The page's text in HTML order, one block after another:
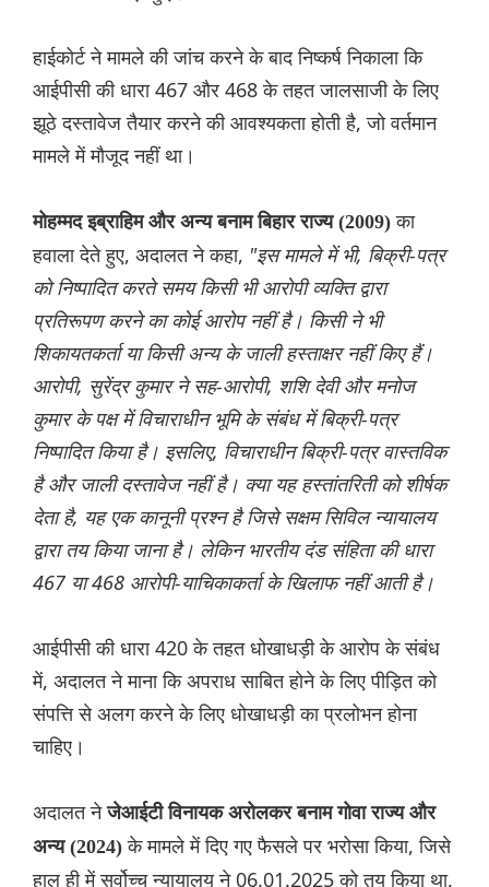
हाईकोर्ट ने मामले की जांच करने के बाद निष्कर्ष निकाला कि
आईपीसी की धारा 467 और 468 के तहत जालसाजी के लिए
झूठे दस्तावेज तैयार करने की आवश्यकता होती है, जो वर्तमान
मामले में मौजूद नहीं था।
मोहम्मद इब्राहिम और अन्य बनाम बिहार राज्य (2009)का
हवाला देते हुए, अदालत ने कहा, "इस मामले में भी, बिक्री-पत्र
को निष्पादित करते समय किसी भी आरोपी व्यक्ति द्वारा
प्रतिरूपण करने का कोई आरोप नहीं है। किसी ने भी
शिकायतकर्ता या किसी अन्य के जाली हस्ताक्षर नहीं किए हैं।
आरोपी, सुरेंद्र कुमार ने सह-आरोपी, शशि देवी और मनोज
कुमार के पक्ष में विचाराधीन भूमि के संबंध में बिक्री-पत्र
निष्पादित किया है। इसलिए, विचाराधीन बिक्री-पत्र वास्तविक
है और जाली दस्तावेज नहीं है। क्या यह हस्तांतरिती को शीर्षक
देता है, यह एक कानूनी प्रश्न है जिसे सक्षम सिविल न्यायालय
द्वारा तय किया जाना है। लेकिन भारतीय दंड संहिता की धारा
467 या 468 आरोपी-याचिकाकर्ता के खिलाफ नहीं आती है।
आईपीसी की धारा 420 के तहत धोखाधड़ी के आरोप के संबंध
में, अदालत ने माना कि अपराध साबित होने के लिए पीड़ित को
संपत्ति से अलग करने के लिए धोखाधड़ी का प्रलोभन होना
चाहिए।
अदालत नेजेआईटी विनायक अरोलकर बनाम गोवा राज्य और
अन्य (2024)के मामले में दिए गए फैसले पर भरोसा किया, जिसे
हाल ही में सर्वोच्च न्यायालय ने 06.01.2025 को तय किया था,